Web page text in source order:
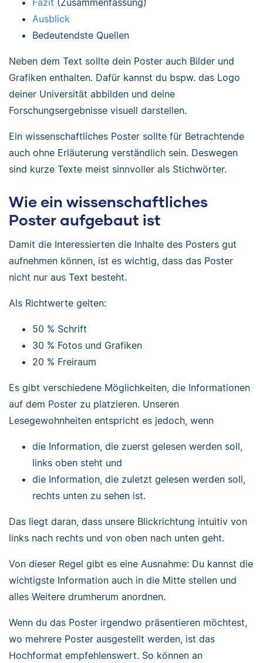
Fazit (Zusammenfassung)
Ausblick
Bedeutendste Quellen
Neben dem Text sollte dein Poster auch Bilder und
Grafiken enthalten. Dafür kannst du bspw. das Logo
deiner Universität abbilden und deine
Forschungsergebnisse visuell darstellen.
Ein wissenschaftliches Poster sollte für Betrachtende
auch ohne Erläuterung verständlich sein. Deswegen
sind kurze Texte meist sinnvoller als Stichwörter.
Wie ein wissenschaftliches
Poster aufgebaut ist
Damit die Interessierten die Inhalte des Posters gut
aufnehmen können, ist es wichtig, dass das Poster
nicht nur aus Text besteht.
Als Richtwerte gelten:
50 % Schrift
30 % Fotos und Grafiken
20 % Freiraum
Es gibt verschiedene Möglichkeiten, die Informationen
auf dem Poster zu platzieren. Unseren
Lesegewohnheiten entspricht es jedoch, wenn
die Information, die zuerst gelesen werden soll,
links oben steht und
die Information, die zuletzt gelesen werden soll,
rechts unten zu sehen ist.
Das liegt daran, dass unsere Blickrichtung intuitiv von
links nach rechts und von oben nach unten geht.
Von dieser Regel gibt es eine Ausnahme: Du kannst die
wichtigste Information auch in die Mitte stellen und
alles Weitere drumherum anordnen.
Wenn du das Poster irgendwo präsentieren möchtest,
wo mehrere Poster ausgestellt werden, ist das
Hochformat empfehlenswert. So können an